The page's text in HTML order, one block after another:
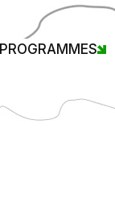
PROGRAMMES